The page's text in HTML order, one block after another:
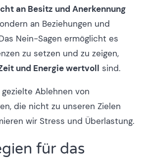
an Besitz und Anerkennung
an Beziehungen und
Nein-Sagen ermöglicht es
zu setzen und zu zeigen,
und Energie wertvoll sind.
Ablehnen von
die nicht zu unseren Zielen
wir Stress und Überlastung.
für das